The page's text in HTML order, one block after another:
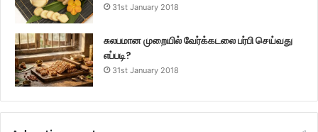
31st January 2018
சுலபமான முறையில் வேர்க்கடலை பர்பி செய்வது
எப்படி?
31st January 2018